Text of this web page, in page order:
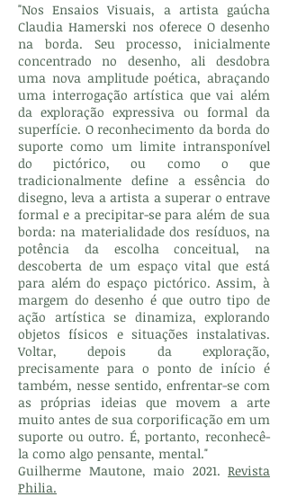
"Nos Ensaios Visuais, a artista gaúcha
Claudia Hamerski nos oferece O desenho
na borda. Seu processo, inicialmente
concentrado no desenho, ali desdobra
uma nova amplitude poética, abraçando
uma interrogação artística que vai além
da exploração expressiva ou formal da
superfície. O reconhecimento da borda do
suporte como um limite intransponível
do pictórico, ou como o que
tradicionalmente define a essência do
disegno, leva a artista a superar o entrave
formal e a precipitar-se para além de sua
borda: na materialidade dos resíduos, na
potência da escolha conceitual, na
descoberta de um espaço vital que está
para além do espaço pictórico. Assim, à
margem do desenho é que outro tipo de
ação artística se dinamiza, explorando
objetos físicos e situações instalativas.
Voltar, depois da exploração,
precisamente para o ponto de início é
também, nesse sentido, enfrentar-se com
as próprias ideias que movem a arte
muito antes de sua corporificação em um
suporte ou outro. É, portanto, reconhecê-
la como algo pensante, mental."
Guilherme Mautone, maio 2021. Revista
Philia.